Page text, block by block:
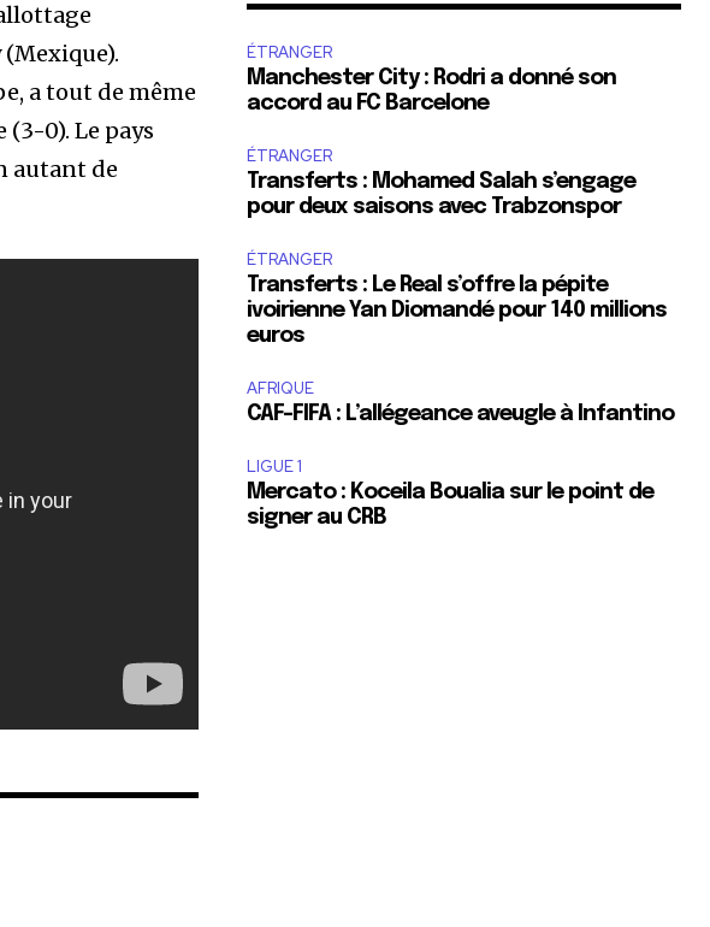
a tout de même
0). Le pays
autant de
ÉTRANGER
Manchester City : Rodri a donné son
accord au FC Barcelone
ÉTRANGER
Transferts : Mohamed Salah s’engage
pour deux saisons avec Trabzonspor
ÉTRANGER
Transferts : Le Real s’offre la pépite
ivoirienne Yan Diomandé pour 140 millions
euros
AFRIQUE
CAF-FIFA : L’allégeance aveugle à Infantino
LIGUE 1
Mercato : Koceila Boualia sur le point de
signer au CRB